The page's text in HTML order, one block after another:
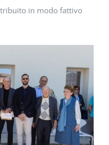
in modo fattivo